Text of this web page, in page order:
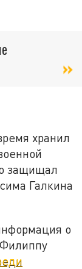
хранил
защищал
Галкина
о